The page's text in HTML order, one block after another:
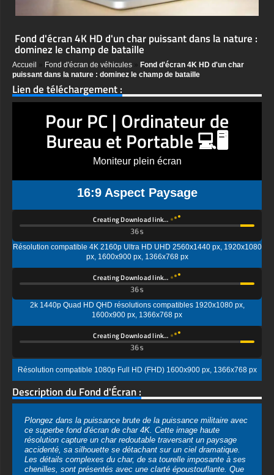
Fond d'écran 4K HD d'un char puissant dans la nature :
dominez le champ de bataille
Accueil Fond d'écran de véhicules
Fond d'écran 4K HD d'un char
puissant dans la nature : dominez le champ de bataille
Lien de téléchargement :
Pour PC | Ordinateur de
Bureau et Portable 💻🖥️
Moniteur plein écran
16:9 Aspect Paysage
Creating Download link…
Résolution compatible 4K 2160p Ultra HD UHD 2560x1440 px, 1920x1080
px, 1600x900 px, 1366x768 px
Creating Download link…
2k 1440p Quad HD QHD résolutions compatibles 1920x1080 px,
Creating Download link…
Résolution compatible 1080p Full HD (FHD) 1600x900 px, 1366x768 px
Description du Fond d'Écran :
Plongez dans la puissance brute de la puissance militaire avec
ce superbe fond d'écran de char 4K. Cette image haute
accidenté, sa silhouette se détachant sur un ciel dramatique.
Les détails complexes du char, de sa tourelle imposante à ses
chenilles, sont présentés avec une clarté époustouflante. Que
vous soyez un passionné de l'armée, un joueur ou que vous
appréciez simplement les visuels à couper le souffle, ce fond
d'écran saura captiver votre imagination.